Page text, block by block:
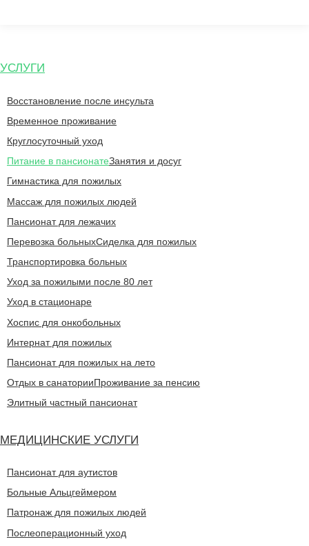
УСЛУГИ
Восстановление после инсульта
Временное проживание
Круглосуточный уход
Питание в пансионатеЗанятия и досуг
Гимнастика для пожилых
Массаж для пожилых людей
Пансионат для лежачих
Перевозка больныхСиделка для пожилых
Транспортировка больных
Уход за пожилыми после 80 лет
Уход в стационаре
Хоспис для онкобольных
Интернат для пожилых
Пансионат для пожилых на лето
Отдых в санаторииПроживание за пенсию
Элитный частный пансионат
МЕДИЦИНСКИЕ УСЛУГИ
Пансионат для аутистов
Больные Альцгеймером
Патронаж для пожилых людей
Послеоперационный уход